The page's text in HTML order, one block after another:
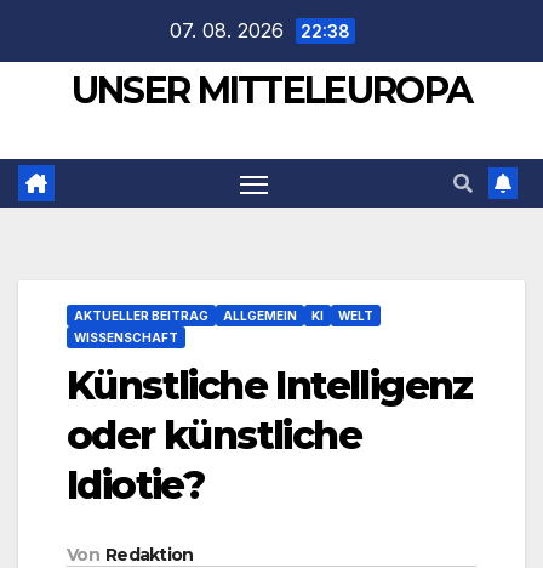
springen
07. 08. 2026 22:38
UNSER MITTELEUROPA
AKTUELLER BEITRAG ALLGEMEIN KI
WELT
WISSENSCHAFT
Künstliche Intelligenz
oder künstliche
Idiotie?
Von Redaktion